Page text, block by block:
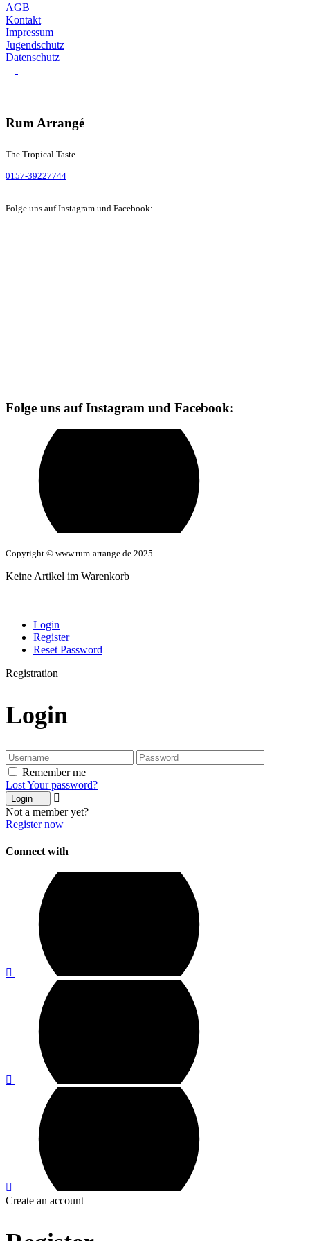
AGB
Kontakt
Impressum
Jugendschutz
Datenschutz
Rum Arrangé
The Tropical Taste
0157-39227744
Folge uns auf Instagram und Facebook:
Folge uns auf Instagram und Facebook:
Copyright © www.rum-arrange.de 2025
Keine Artikel im Warenkorb
Login
Register
Reset Password
Registration
Login
Remember me
Lost Your password?
Login
Not a member yet?
Register now
Connect with
Create an account